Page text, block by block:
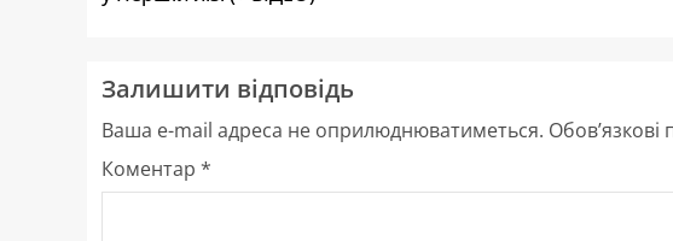
Залишити відповідь
Ваша e-mail адреса не оприлюднюватиметься. Обов’язкові
Коментар *